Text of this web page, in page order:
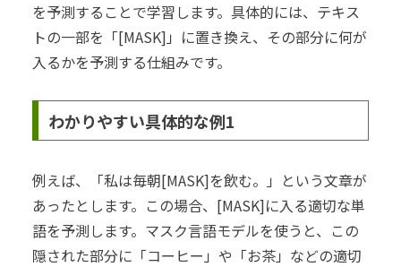
を予測することで学習します。具体的には、テキス
トの一部を「[MASK]」に置き換え、その部分に何が
入るかを予測する仕組みです。
わかりやすい具体的な例1
例えば、「私は毎朝[MASK]を飲む。」という文章が
あったとします。この場合、[MASK]に入る適切な単
語を予測します。マスク言語モデルを使うと、この
隠された部分に「コーヒー」や「お茶」などの適切